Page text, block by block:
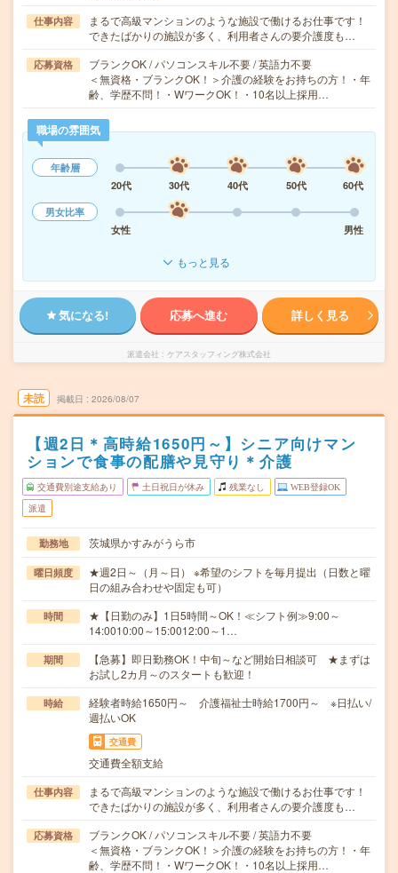
仕事内容
まるで高級マンションのような施設で働けるお仕事です！
できたばかりの施設が多く、利用者さんの要介護度も…
応募資格
ブランクOK / パソコンスキル不要 / 英語力不要
＜無資格・ブランクOK！＞介護の経験をお持ちの方！・年
齢、学歴不問！・WワークOK！・10名以上採用…
職場の雰囲気
年齢層
20代
30代 40代 50代
60代
男女比率
女性
男性
もっと見る
気になる! 応募へ進む 詳しく見る
派遣会社 ケアスタッフィング株式会社
未読 掲載日 2026/08/07
【週2日＊高時給1650円～】シニア向けマン
ションで食事の配膳や見守り＊介護
交通費別途支給あり 土日祝日が休み 残業なし WEB登録OK
派遣
勤務地 茨城県かすみがうら市
曜日頻度
★週2日～（月～日） ※希望のシフトを毎月提出（日数と曜
日の組み合わせや固定も可）
時間
★【日勤のみ】1日5時間～OK！≪シフト例≫9:00～
14:0010:00～15:0012:00～1…
期間
【急募】即日勤務OK！中旬～など開始日相談可 ★まずは
お試し2カ月～のスタートも歓迎！
時給
経験者時給1650円～ 介護福祉士時給1700円～ ※日払い/
週払いOK
交通費
交通費全額支給
仕事内容
まるで高級マンションのような施設で働けるお仕事です！
できたばかりの施設が多く、利用者さんの要介護度も…
応募資格
ブランクOK / パソコンスキル不要 / 英語力不要
＜無資格・ブランクOK！＞介護の経験をお持ちの方！・年
齢、学歴不問！・WワークOK！・10名以上採用…